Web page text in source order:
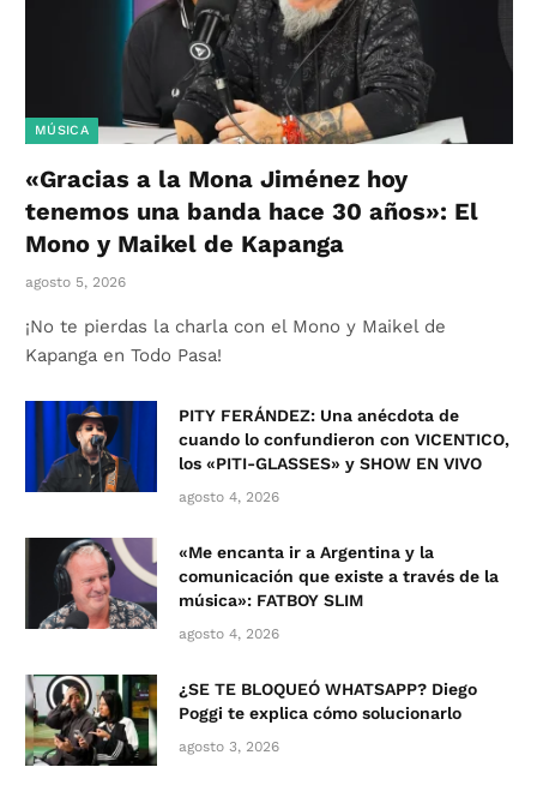
MÚSICA
«Gracias a la Mona Jiménez hoy
tenemos una banda hace 30 años»: El
Mono y Maikel de Kapanga
agosto 5, 2026
¡No te pierdas la charla con el Mono y Maikel de
Kapanga en Todo Pasa!
PITY FERÁNDEZ: Una anécdota de
cuando lo confundieron con VICENTICO,
los «PITI-GLASSES» y SHOW EN VIVO
agosto 4, 2026
«Me encanta ir a Argentina y la
comunicación que existe a través de la
música»: FATBOY SLIM
agosto 4, 2026
¿SE TE BLOQUEÓ WHATSAPP? Diego
Poggi te explica cómo solucionarlo
agosto 3, 2026